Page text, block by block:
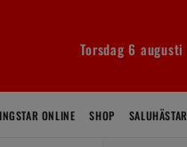
Torsdag 6 augusti
ONLINE SHOP SALUHÄSTAR